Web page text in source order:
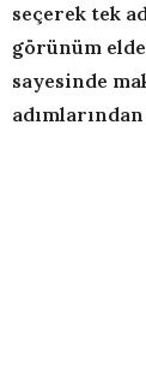
seçerek tek
görünüm
sayesinde